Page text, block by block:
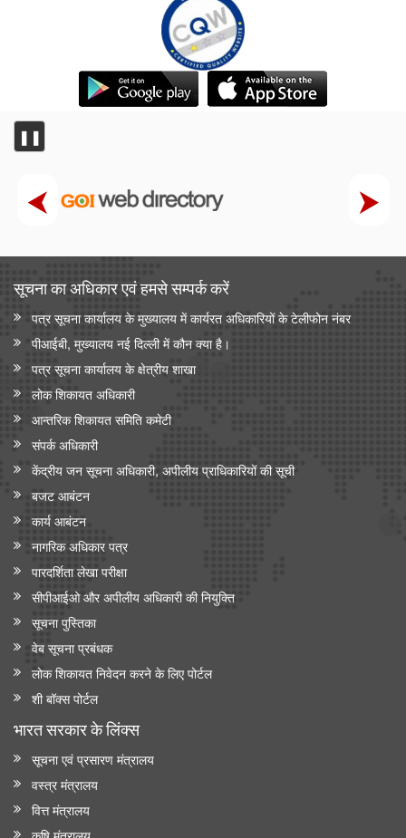
❚❚
सूचना का अधिकार एवं हमसे सम्‍पर्क करें
पत्र सूचना कार्यालय के मुख्यालय में कार्यरत अधिकारियों के टेलीफोन नंबर
पीआईबी, मुख्यालय नई दिल्ली में कौन क्या है।
पत्र सूचना कार्यालय के क्षेत्रीय शाखा
लोक शिकायत अधिकारी
आन्‍तरिक शिकायत समिति कमेटी
संपर्क अधिकारी
केंद्रीय जन सूचना अधिकारी, अपीलीय प्राधिकारियों की सूची
बजट आबंटन
कार्य आबंटन
नागरिक अधिकार पत्र
पारदर्शिता लेखा परीक्षा
सीपीआईओ और अपी‍लीय अधिकारी की नियुक्ति
सूचना पुस्तिका
वेब सूचना प्रबंधक
लोक शिकायत निवेदन करने के लिए पोर्टल
शी बॉक्स पोर्टल
भारत सरकार के लिंक्‍स
सूचना एवं प्रसारण मंत्रालय
वस्त्र मंत्रालय
वित्त मंत्रालय